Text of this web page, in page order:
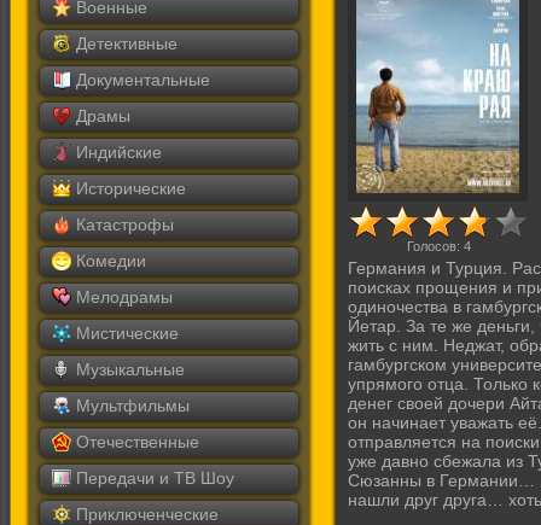
Военные
Детективные
Документальные
Драмы
Индийские
Исторические
Катастрофы
Комедии
Мелодрамы
Мистические
Музыкальные
Мультфильмы
Отечественные
Передачи и ТВ Шоу
Приключенческие
Голосов: 4
Германия и Турция.
поисках прощения и
одиночества в
Йетар. За те же
жить с ним. Неджат,
гамбургском
упрямого отца. Только
денег своей дочери
он начинает уважать
отправляется на
уже давно сбежала из
Сюзанны в Германии…
нашли друг друга…